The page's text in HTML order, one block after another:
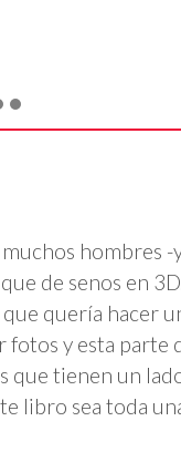
hombres -
de senos en
quería hacer
fotos y esta parte
que tienen un
libro sea toda